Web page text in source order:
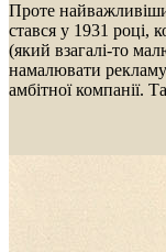
Проте
стався у 1931 році,
(який взагалі-то
намалювати
амбітної компанії.